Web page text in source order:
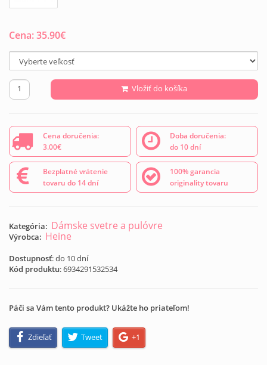
Cena:35.90€
Vložiť do košíka
Cena doručenia:
3.00€
Doba doručenia:
do 10 dní
Bezplatné vrátenie
tovaru do 14 dní
100% garancia
originality tovaru
Kategória: Dámske svetre a pulóvre
Výrobca: Heine
Dostupnosť: do 10 dní
Kód produktu:6934291532534
Páči sa Vám tento produkt? Ukážte ho priateľom!
Zdieľať Tweet +1